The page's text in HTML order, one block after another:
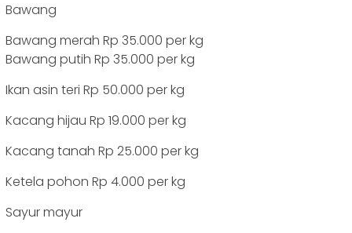
Bawang
Bawang merah Rp 35.000 per kg
Bawang putih Rp 35.000 per kg
Ikan asin teri Rp 50.000 per kg
Kacang hijau Rp 19.000 per kg
Kacang tanah Rp 25.000 per kg
Ketela pohon Rp 4.000 per kg
Sayur mayur